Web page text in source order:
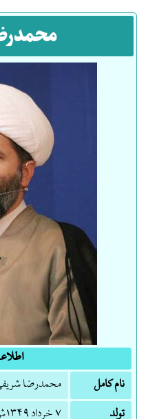
نام کامل
محمدرضا
تولد
۷ خرداد ۱۳۴۹ش